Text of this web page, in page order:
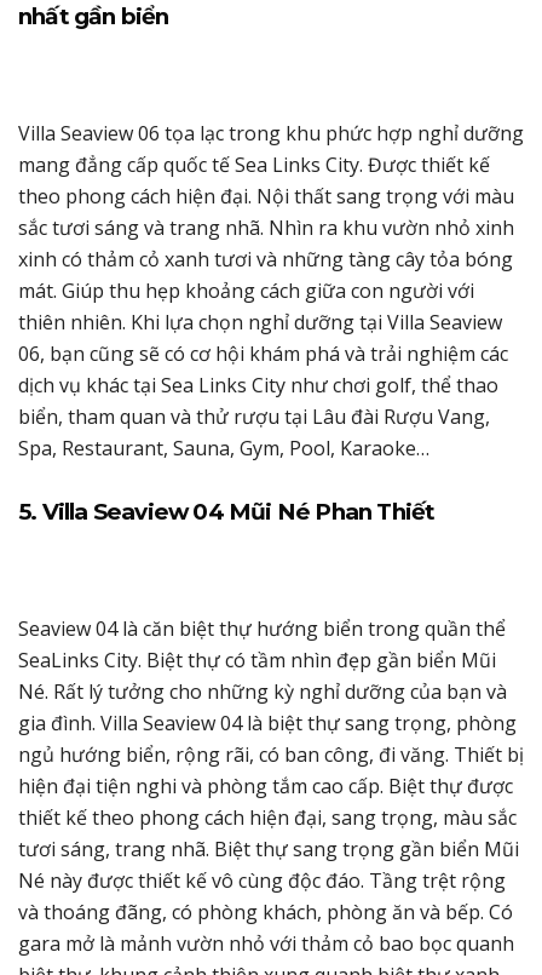
nhất gần biển
Villa Seaview 06 tọa lạc trong khu phức hợp nghỉ dưỡng
mang đẳng cấp quốc tế Sea Links City. Được thiết kế
theo phong cách hiện đại. Nội thất sang trọng với màu
sắc tươi sáng và trang nhã. Nhìn ra khu vườn nhỏ xinh
xinh có thảm cỏ xanh tươi và những tàng cây tỏa bóng
mát. Giúp thu hẹp khoảng cách giữa con người với
thiên nhiên. Khi lựa chọn nghỉ dưỡng tại Villa Seaview
06, bạn cũng sẽ có cơ hội khám phá và trải nghiệm các
dịch vụ khác tại Sea Links City như chơi golf, thể thao
biển, tham quan và thử rượu tại Lâu đài Rượu Vang,
Spa, Restaurant, Sauna, Gym, Pool, Karaoke…
5. Villa Seaview 04 Mũi Né Phan Thiết
Seaview 04 là căn biệt thự hướng biển trong quần thể
SeaLinks City. Biệt thự có tầm nhìn đẹp gần biển Mũi
Né. Rất lý tưởng cho những kỳ nghỉ dưỡng của bạn và
gia đình. Villa Seaview 04 là biệt thự sang trọng, phòng
ngủ hướng biển, rộng rãi, có ban công, đi văng. Thiết bị
hiện đại tiện nghi và phòng tắm cao cấp. Biệt thự được
thiết kế theo phong cách hiện đại, sang trọng, màu sắc
tươi sáng, trang nhã. Biệt thự sang trọng gần biển Mũi
Né này được thiết kế vô cùng độc đáo. Tầng trệt rộng
và thoáng đãng, có phòng khách, phòng ăn và bếp. Có
gara mở là mảnh vườn nhỏ với thảm cỏ bao bọc quanh